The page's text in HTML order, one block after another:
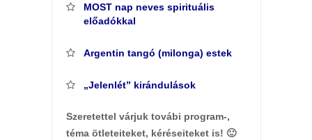
MOST nap neves spirituális
előadókkal
Argentin tangó (milonga) estek
„Jelenlét” kirándulások
Szeretettel várjuk továbi program-,
téma ötleteiteket, kéréseiteket is! 🙂